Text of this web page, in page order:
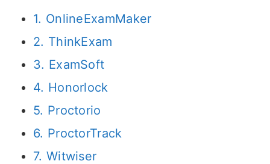
1. OnlineExamMaker
2. ThinkExam
3. ExamSoft
4. Honorlock
5. Proctorio
6. ProctorTrack
7. Witwiser